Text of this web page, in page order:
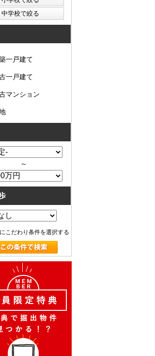
一戸建て
一戸建て
マンション
～
こだわり条件を選択する